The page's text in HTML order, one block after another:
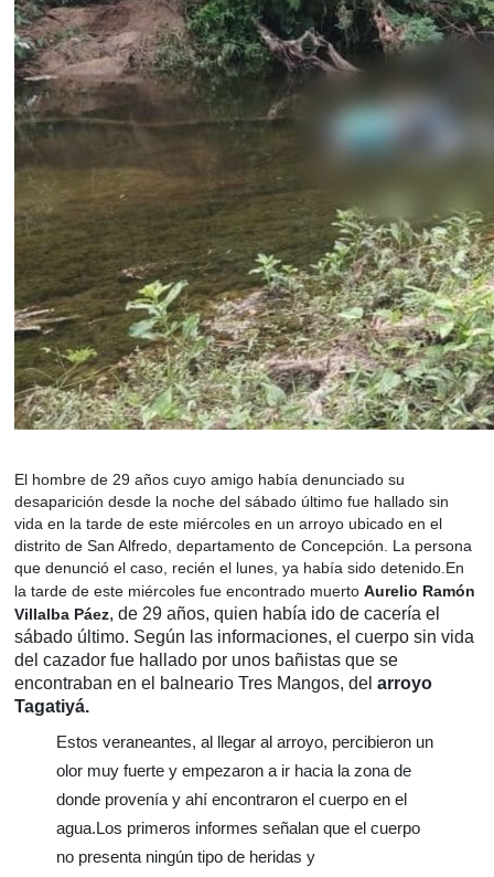
El hombre de 29 años cuyo amigo había denunciado su
desaparición desde la noche del sábado último fue hallado sin
vida en la tarde de este miércoles en un arroyo ubicado en el
distrito de San Alfredo, departamento de Concepción. La persona
que denunció el caso, recién el lunes, ya había sido detenido.En
la tarde de este miércoles fue encontrado muerto Aurelio Ramón
Villalba Páez, de 29 años, quien había ido de cacería el
sábado último. Según las informaciones, el cuerpo sin vida
del cazador fue hallado por unos bañistas que se
encontraban en el balneario Tres Mangos, del arroyo
Tagatiyá.
Estos veraneantes, al llegar al arroyo, percibieron un
olor muy fuerte y empezaron a ir hacia la zona de
donde provenía y ahí encontraron el cuerpo en el
agua.Los primeros informes señalan que el cuerpo
no presenta ningún tipo de heridas y